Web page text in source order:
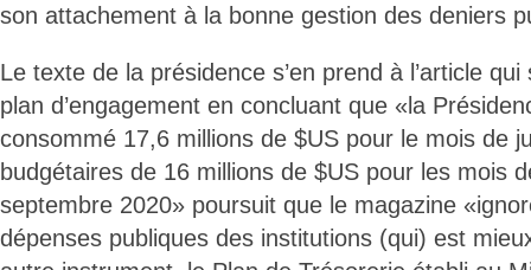
son attachement à la bonne gestion des deniers
Le texte de la présidence s’en prend à l’article qui
plan d’engagement en concluant que «la
consommé 17,6 millions de $US pour le mois de
budgétaires de 16 millions de $US pour les mois
septembre 2020» poursuit que le magazine
dépenses publiques des institutions (qui) est